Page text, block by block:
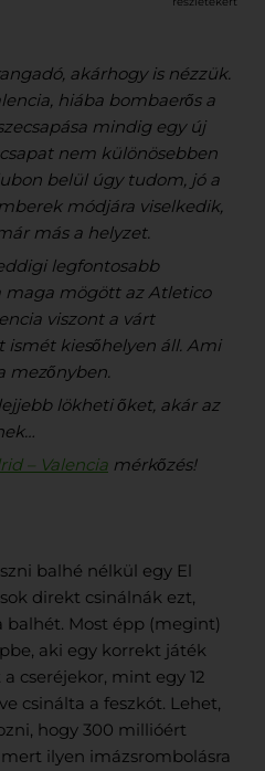
akárhogy is nézzük.
hiába bombaerős a
mindig egy új
nem különösebben
belül úgy tudom, jó a
módjára viselkedik,
más a helyzet.
legfontosabb
maga mögött az Atletico
viszont a várt
kiesőhelyen áll. Ami
mezőnyben.
lökheti őket, akár az
– Valencia mérkőzés!
balhé nélkül egy El
direkt csinálnák ezt,
Most épp (megint)
aki egy korrekt játék
cseréjekor, mint egy 12
csinálta a feszkót. Lehet,
hogy 300 millióért
ilyen imázsrombolásra